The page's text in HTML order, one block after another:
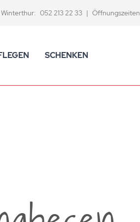
Winterthur: 052 213 22 33 | Öffnungszeiten
-sprudler
Badezimmer-Artikel
SCHENKEN